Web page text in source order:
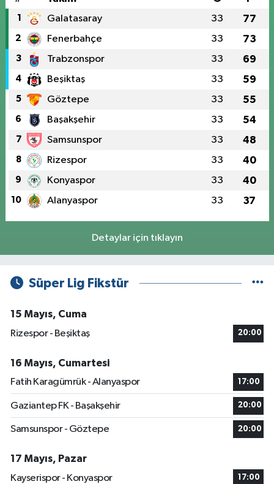
1 Galatasaray 33 77
2 Fenerbahçe 33 73
3 Trabzonspor 33 69
4 Beşiktaş 33 59
5 Göztepe 33 55
6 Başakşehir 33 54
7 Samsunspor 33 48
8 Rizespor 33 40
9 Konyaspor 33 40
10 Alanyaspor 33 37
Detaylar için tıklayın
Süper Lig Fikstür
15 Mayıs, Cuma
Rizespor - Beşiktaş
20:00
16 Mayıs, Cumartesi
Fatih Karagümrük - Alanyaspor
17:00
Gaziantep FK - Başakşehir 20:00
Samsunspor - Göztepe 20:00
17 Mayıs, Pazar
Kayserispor - Konyaspor
17:00